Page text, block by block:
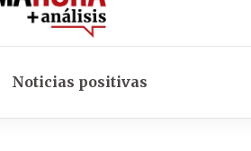
Noticias positivas